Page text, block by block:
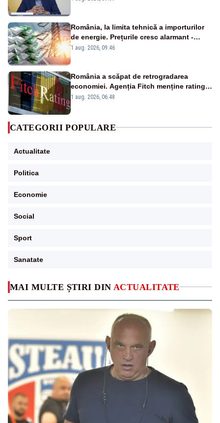
MAI MULTE ȘTIRI DIN ACTUALITATE
România, la limita tehnică a importurilor
de energie. Prețurile cresc alarmant -
Analiză Realitatea Plus
1 aug. 2026, 09:46
România a scăpat de retrogradarea
economiei. Agenția Fitch menține ratingul
„BBB-” cu perspectivă negativă
1 aug. 2026, 06:48
CATEGORII POPULARE
Actualitate
Politica
Economie
Social
Sport
Sanatate